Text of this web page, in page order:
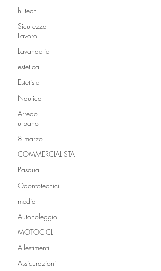
hi tech
Sicurezza
Lavoro
Lavanderie
estetica
Estetiste
Nautica
Arredo
urbano
8 marzo
COMMERCIALISTA
Pasqua
Odontotecnici
media
Autonoleggio
MOTOCICLI
Allestimenti
Assicurazioni